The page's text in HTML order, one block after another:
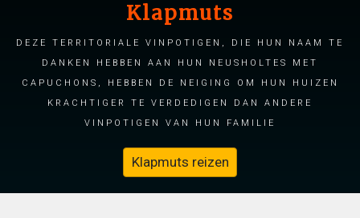
Klapmuts
Deze territoriale vinpotigen, die hun naam te
danken hebben aan hun neusholtes met
capuchons, hebben de neiging om hun huizen
krachtiger te verdedigen dan andere
vinpotigen van hun familie
Klapmuts reizen